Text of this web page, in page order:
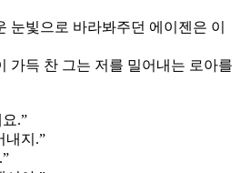
눈빛으로 바라봐주던 에이젠은 이
가득 찬 그는 저를 밀어내는 로아를
.”
내지.”